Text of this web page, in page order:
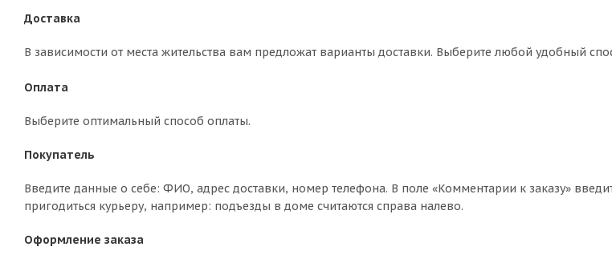
Доставка
В зависимости от места жительства вам предложат варианты доставки. Выберите любой удобный
Оплата
Выберите оптимальный способ оплаты.
Покупатель
Введите данные о себе: ФИО, адрес доставки, номер телефона. В поле «Комментарии к заказу»
пригодиться курьеру, например: подъезды в доме считаются справа налево.
Оформление заказа